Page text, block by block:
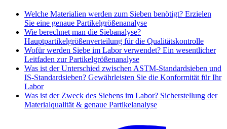
Welche Materialien werden zum Sieben benötigt? Erzielen
Sie eine genaue Partikelgrößenanalyse
Wie berechnet man die Siebanalyse?
Hauptpartikelgrößenverteilung für die Qualitätskontrolle
Wofür werden Siebe im Labor verwendet? Ein wesentlicher
Leitfaden zur Partikelgrößenanalyse
Was ist der Unterschied zwischen ASTM-Standardsieben und
IS-Standardsieben? Gewährleisten Sie die Konformität für Ihr
Labor
Was ist der Zweck des Siebens im Labor? Sicherstellung der
Materialqualität & genaue Partikelanalyse